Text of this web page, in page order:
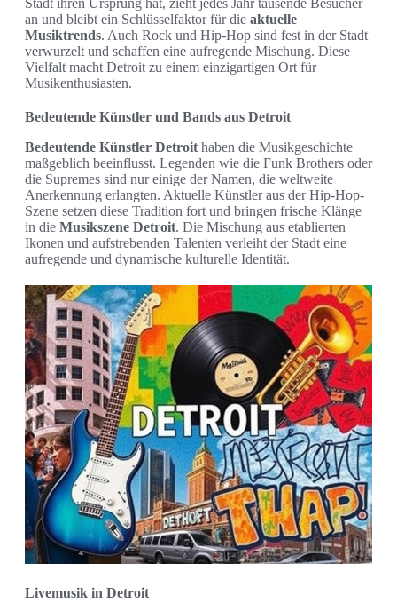
Stadt ihren Ursprung hat, zieht jedes Jahr tausende Besucher
an und bleibt ein Schlüsselfaktor für die aktuelle
Musiktrends. Auch Rock und Hip-Hop sind fest in der Stadt
verwurzelt und schaffen eine aufregende Mischung. Diese
Vielfalt macht Detroit zu einem einzigartigen Ort für
Musikenthusiasten.
Bedeutende Künstler und Bands aus Detroit
Bedeutende Künstler Detroit haben die Musikgeschichte
maßgeblich beeinflusst. Legenden wie die Funk Brothers oder
die Supremes sind nur einige der Namen, die weltweite
Anerkennung erlangten. Aktuelle Künstler aus der Hip-Hop-
Szene setzen diese Tradition fort und bringen frische Klänge
in die Musikszene Detroit. Die Mischung aus etablierten
Ikonen und aufstrebenden Talenten verleiht der Stadt eine
aufregende und dynamische kulturelle Identität.
Livemusik in Detroit